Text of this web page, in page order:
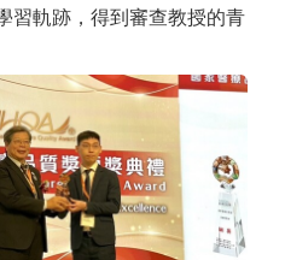
習軌跡，得到審查教授的青